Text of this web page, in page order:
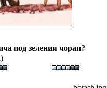
под зеления чорап?